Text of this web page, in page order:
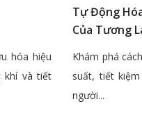
hóa hiệu
khí và tiết
Tự Động
Của Tương
Khám phá
suất, tiết
người...